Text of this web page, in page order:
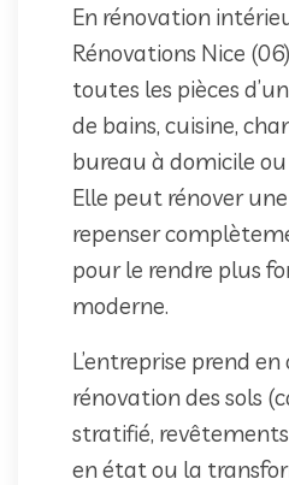
En rénovation
Rénovations Nice
toutes les pièces
de bains, cuisine,
bureau à domicile
Elle peut rénover
repenser
pour le rendre plus
moderne.
L’entreprise prend
rénovation des sols
stratifié, revêtements
en état ou la